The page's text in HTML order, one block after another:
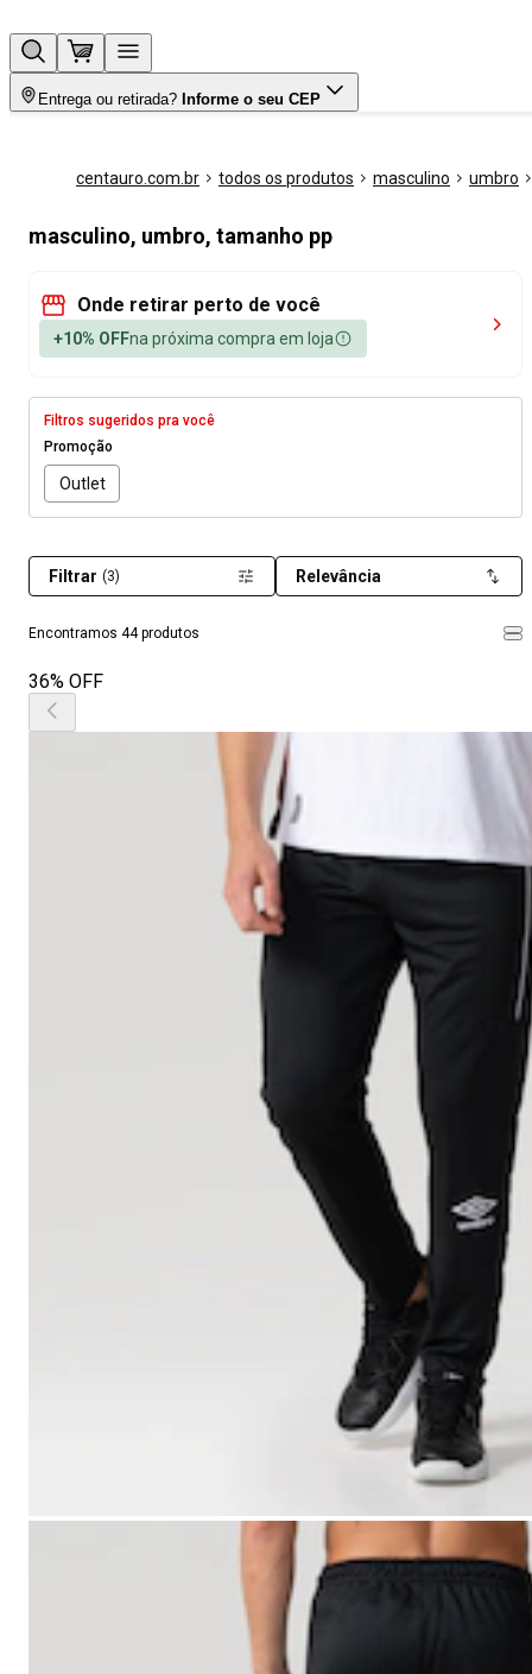
Entrega ou retirada? Informe o seu CEP
centauro.com.br todos os produtos masculino umbro
masculino, umbro, tamanho pp
Onde retirar perto de você
+10% OFFna próxima compra em loja
Filtros sugeridos pra você
Promoção
Outlet
Encontramos 44 produtos
Filtrar (3) Relevância
36% OFF